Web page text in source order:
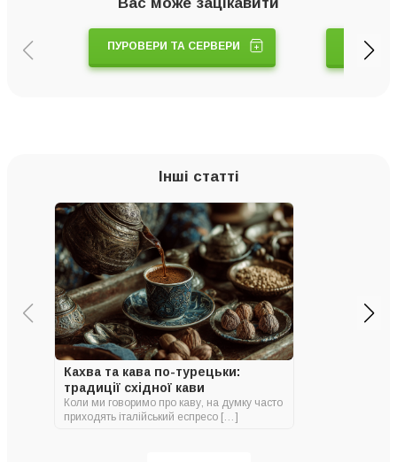
ПУРОВЕРИ ТА СЕРВЕРИ
Інші статті
Кахва та кава по-турецьки:
традиції східної кави
Коли ми говоримо про каву, на думку часто
приходять італійський еспресо […]